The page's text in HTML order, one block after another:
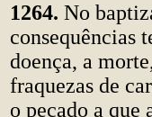
1264. No
consequências
doença, a
fraquezas de
o pecado a que